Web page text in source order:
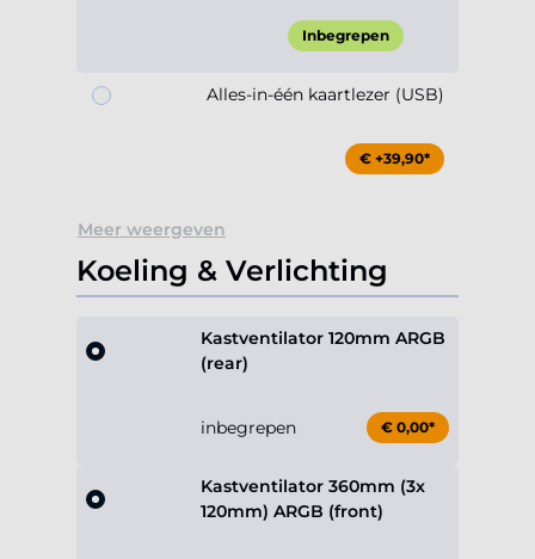
Inbegrepen
Alles-in-één kaartlezer (USB)
€ +39,90*
Meer weergeven
Koeling & Verlichting
Kastventilator 120mm ARGB
(rear)
inbegrepen € 0,00*
Kastventilator 360mm (3x
120mm) ARGB (front)